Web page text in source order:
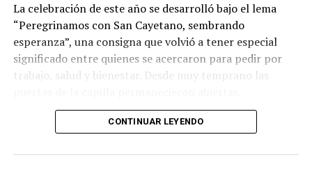
La celebración de este año se desarrolló bajo el lema
“Peregrinamos con San Cayetano, sembrando
esperanza”, una consigna que volvió a tener especial
significado entre quienes se acercaron para pedir por
trabajo, salud y bienestar. Desde muy temprano las
La imagen del santo salió del santuario de Moreno al
las calles del barrio. Grandes, jóvenes y niños y fieles se
CONTINUAR LEYENDO